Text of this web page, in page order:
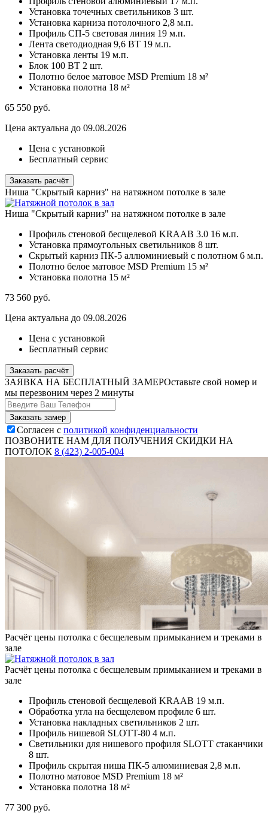
Установка точечных светильников 3 шт.
Установка карниза потолочного 2,8 м.п.
Профиль СП-5 световая линия 19 м.п.
Лента светодиодная 9,6 ВТ 19 м.п.
Установка ленты 19 м.п.
Блок 100 ВТ 2 шт.
Полотно белое матовое MSD Premium 18 м²
Установка полотна 18 м²
65 550 руб.
Цена актуальна до 09.08.2026
Цена с установкой
Бесплатный сервис
Заказать расчёт
Ниша "Скрытый карниз" на натяжном потолке в зале
Ниша "Скрытый карниз" на натяжном потолке в зале
Профиль стеновой бесщелевой KRAAB 3.0 16 м.п.
Установка прямоугольных светильников 8 шт.
Скрытый карниз ПК-5 аллюминиевый с полотном 6 м.п.
Полотно белое матовое MSD Premium 15 м²
Установка полотна 15 м²
73 560 руб.
Цена актуальна до 09.08.2026
Цена с установкой
Бесплатный сервис
Заказать расчёт
ЗАЯВКА НА БЕСПЛАТНЫЙ ЗАМЕРОставьте свой номер и
мы перезвоним через 2 минуты
Согласен с политикой конфиденциальности
ПОЗВОНИТЕ НАМ ДЛЯ ПОЛУЧЕНИЯ СКИДКИ НА
ПОТОЛОК 8 (423) 2-005-004
Расчёт цены потолка с бесщелевым примыканием и треками в
зале
Расчёт цены потолка с бесщелевым примыканием и треками в
зале
Профиль стеновой бесщелевой KRAAB 19 м.п.
Обработка угла на бесщелевом профиле 6 шт.
Установка накладных светильников 2 шт.
Профиль нишевой SLOTT-80 4 м.п.
Светильники для нишевого профиля SLOTT стаканчики
8 шт.
Профиль скрытая ниша ПК-5 алюминиевая 2,8 м.п.
Полотно матовое MSD Premium 18 м²
Установка полотна 18 м²
77 300 руб.